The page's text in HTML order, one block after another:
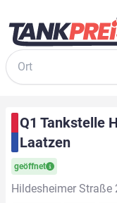
Suche
Q1 Tankstelle
Laatzen
geöffnet
Hildesheimer Straße